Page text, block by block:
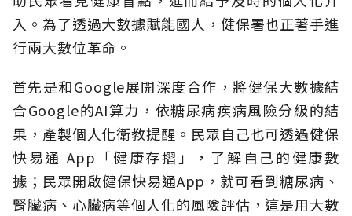
入。為了透過大數據賦能國人，健保署也正著手進
行兩大數位革命。
首先是和Google展開深度合作，將健保大數據結
合Google的AI算力，依糖尿病疾病風險分級的結
果，產製個人化衛教提醒。民眾自己也可透過健保
快易通 App「健康存摺」，了解自己的健康數
據；民眾開啟健保快易通App，就可看到糖尿病、
腎臟病、心臟病等個人化的風險評估，這是用大數